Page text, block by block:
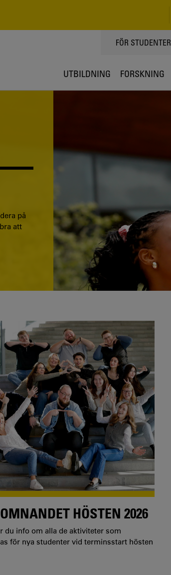
TOPPMENY
FÖR STUDENTER
UTBILDNING FORSKNING
på
att
HÖSTEN 2026
du info om alla de aktiviteter som
för nya studenter vid terminsstart hösten